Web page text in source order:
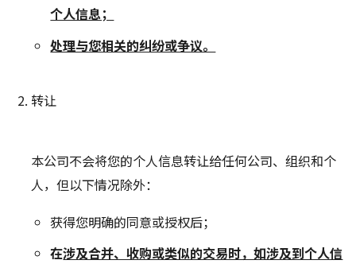
个人信息；
处理与您相关的纠纷或争议。
转让
本公司不会将您的个人信息转让给任何公司、组织和个
人，但以下情况除外：
获得您明确的同意或授权后；
在涉及合并、收购或类似的交易时，如涉及到个人信